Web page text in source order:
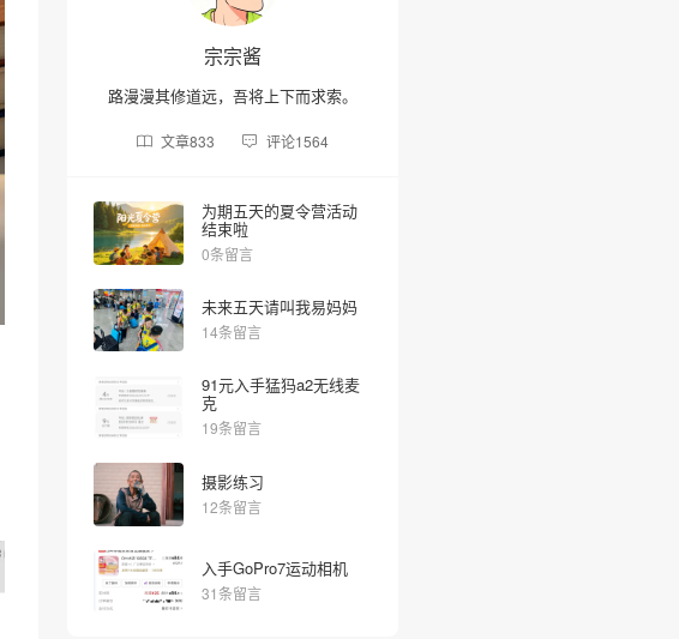
宗宗酱
路漫漫其修道远，吾将上下而求索。
文章833 评论1564
为期五天的夏令营活动
结束啦
0条留言
未来五天请叫我易妈妈
14条留言
91元入手猛犸a2无线麦
克
19条留言
摄影练习
12条留言
入手GoPro7运动相机
31条留言